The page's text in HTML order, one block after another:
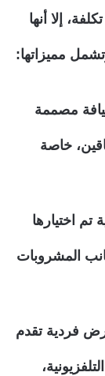
إلا أنها
مميزاتها:
مصممة
خاصة
تم اختيارها
المشروبات
فردية تقدم